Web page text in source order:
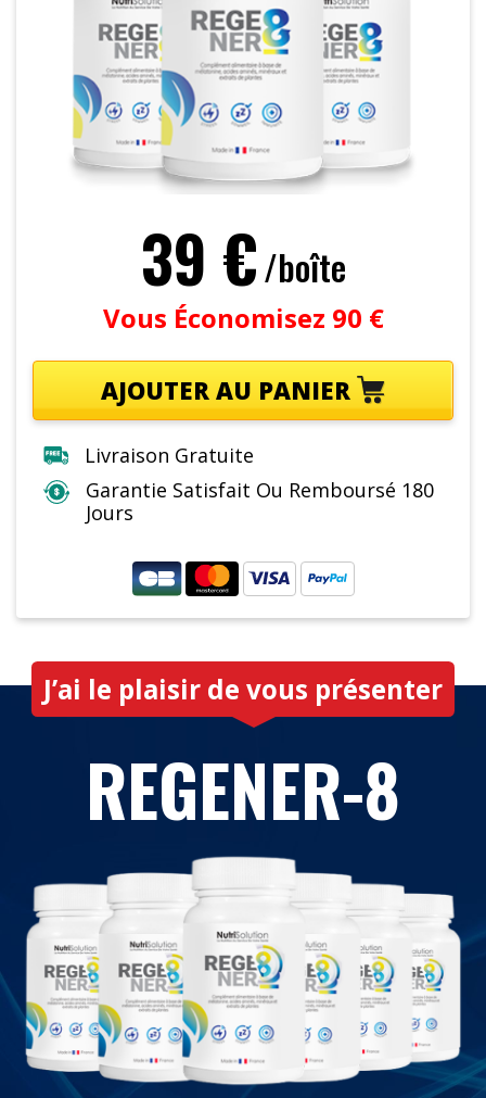
39 €/boîte
Vous Économisez 90 €
AJOUTER AU PANIER
Livraison Gratuite
Garantie Satisfait Ou Remboursé 180
Jours
J’ai le plaisir de vous présenter
REGENER-8